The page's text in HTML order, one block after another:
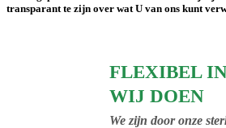
transparant te zijn over wat U van ons kunt
FLEXIBEL
WIJ DOEN
We zijn door onze